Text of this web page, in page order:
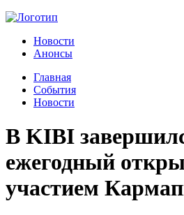
Новости
Анонсы
Главная
События
Новости
В KIBI
ежегодный
участием